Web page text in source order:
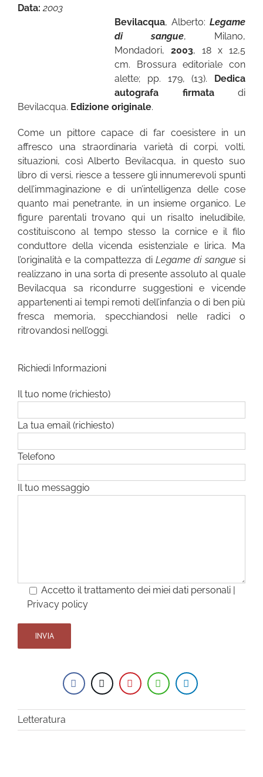
Data: 2003
Bevilacqua, Alberto: Legame
di sangue, Milano,
Mondadori, 2003, 18 x 12,5
cm. Brossura editoriale con
alette; pp. 179, (13). Dedica
autografa firmatadi
Bevilacqua. Edizione originale.
Come un pittore capace di far coesistere in un
affresco una straordinaria varietà di corpi, volti,
situazioni, così Alberto Bevilacqua, in questo suo
libro di versi, riesce a tessere gli innumerevoli spunti
dell’immaginazione e di un’intelligenza delle cose
quanto mai penetrante, in un insieme organico. Le
figure parentali trovano qui un risalto ineludibile,
costituiscono al tempo stesso la cornice e il filo
conduttore della vicenda esistenziale e lirica. Ma
l’originalità e la compattezza di Legame di sangue si
realizzano in una sorta di presente assoluto al quale
Bevilacqua sa ricondurre suggestioni e vicende
appartenenti ai tempi remoti dell’infanzia o di ben più
fresca memoria, specchiandosi nelle radici o
ritrovandosi nell’oggi.
Richiedi Informazioni
Il tuo nome (richiesto)
La tua email (richiesto)
Telefono
Il tuo messaggio
Accetto il trattamento dei miei dati personali |
Privacy policy
Letteratura